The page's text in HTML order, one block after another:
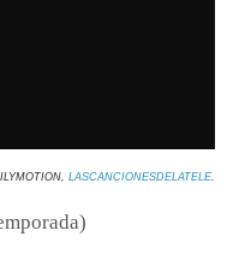
LASCANCIONESDELATELE